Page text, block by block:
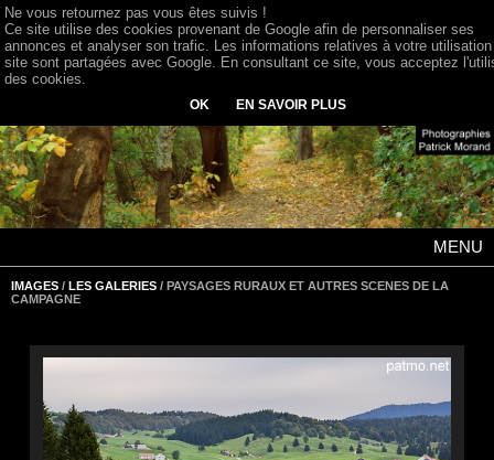
MENU
IMAGES / LES GALERIES / PAYSAGES RURAUX ET AUTRES SCENES DE LA
CAMPAGNE
Ne vous retournez pas vous êtes suivis !
Ce site utilise des cookies provenant de Google afin de personnaliser ses
annonces et analyser son trafic. Les informations relatives à votre
site sont partagées avec Google. En consultant ce site, vous acceptez
des cookies.
OK EN SAVOIR PLUS